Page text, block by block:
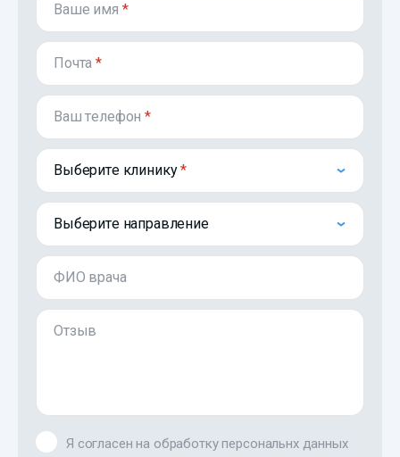
Ваше имя *
Почта*
Ваш телефон*
Выберите клинику
Выберите направление
ФИО врача
Отзыв
Я согласен на обработку персональнх данных